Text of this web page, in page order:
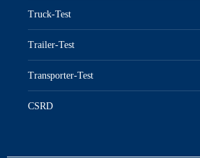
Truck-Test
Trailer-Test
Transporter-Test
CSRD